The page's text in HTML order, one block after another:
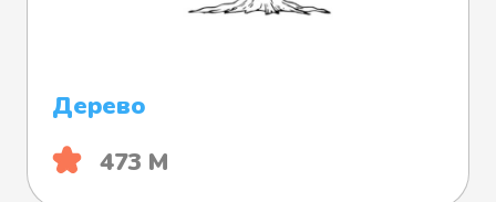
Дерево
473 М